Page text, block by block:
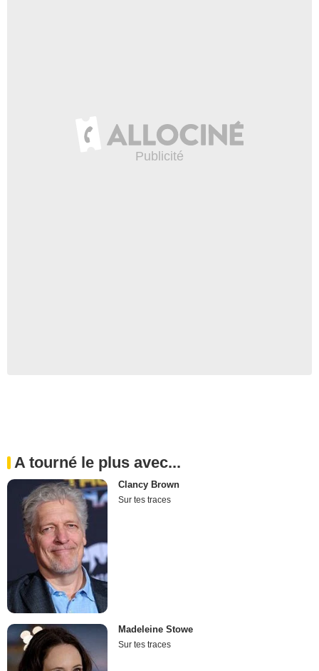
A tourné le plus avec...
Clancy Brown
Sur tes traces
Madeleine Stowe
Sur tes traces